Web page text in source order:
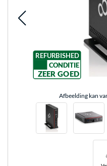
REFURBISHED
CONDITIE
ZEER GOED
Afbeelding kan